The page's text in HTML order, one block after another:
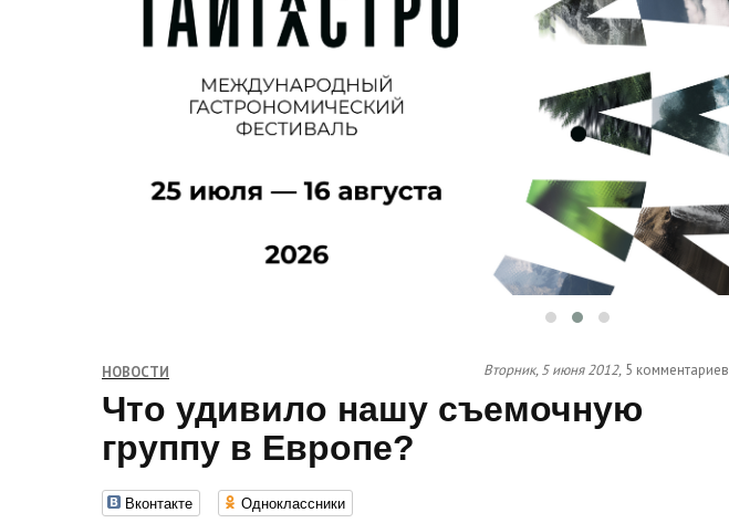
НОВОСТИ Вторник, 5 июня 2012, 5 комментариев
Что удивило нашу съемочную
группу в Европе?
Вконтакте Одноклассники